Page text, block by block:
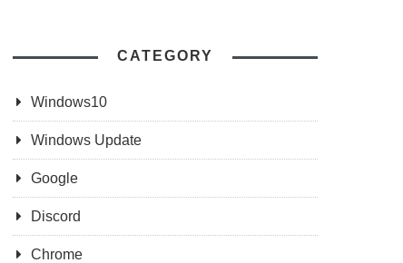
CATEGORY
Windows10
Windows Update
Google
Discord
Chrome